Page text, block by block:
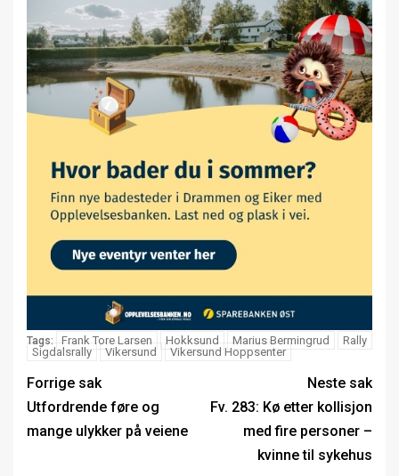
Tags: Frank Tore Larsen Hokksund Marius Bermingrud
Rally
Sigdalsrally
Vikersund Vikersund Hoppsenter
Forrige sak
Utfordrende føre og
mange ulykker på veiene
Neste sak
Fv. 283: Kø etter kollisjon
med fire personer –
kvinne til sykehus